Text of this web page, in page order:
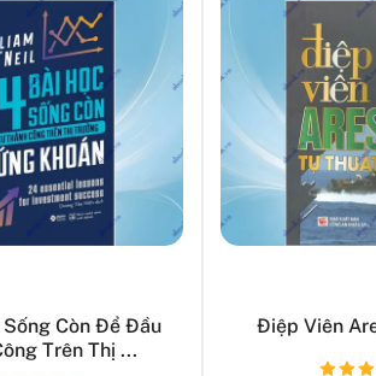
Còn Để Đầu
Trên Thị ...
Điệp Viên